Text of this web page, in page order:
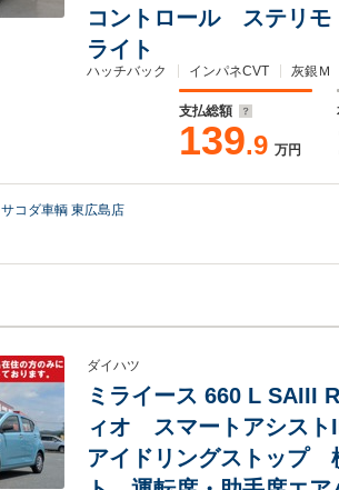
コントロール ステリ
ライト
ハッチバック インパネCVT 灰銀Ｍ
支払総額
139.9 万円
サコダ車輌 東広島店
ダイハツ
ミライース 660 L SAIII
ィオ スマートアシス
アイドリングストップ